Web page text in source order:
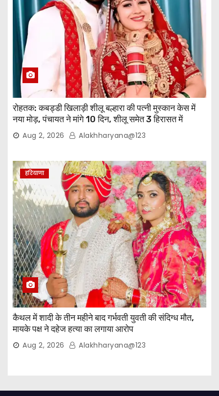
रोहतक: कबड्डी खिलाड़ी शीलू बल्हारा की पत्नी मुस्कान केस में
नया मोड़, पंचायत ने मांगे 10 दिन, शीलू समेत 3 हिरासत में
Aug 2, 2026 Alakhharyana@123
हरियाणा
कैथल में शादी के तीन महीने बाद गर्भवती युवती की संदिग्ध मौत,
मायके पक्ष ने दहेज हत्या का लगाया आरोप
Aug 2, 2026 Alakhharyana@123